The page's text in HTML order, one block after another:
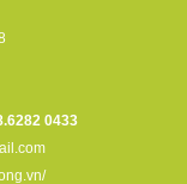
0433